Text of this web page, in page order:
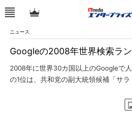
ニュース
Googleの2008年世界検索ラ
2008年に世界30カ国以上のGoogleで
の1位は、共和党の副大統領候補「サラ